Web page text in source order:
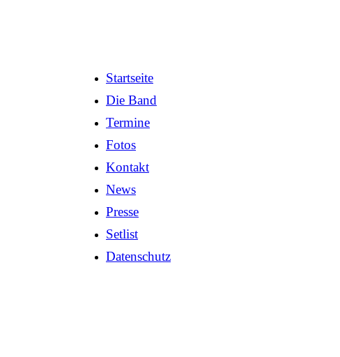
Startseite
Die Band
Termine
Fotos
Kontakt
News
Presse
Setlist
Datenschutz